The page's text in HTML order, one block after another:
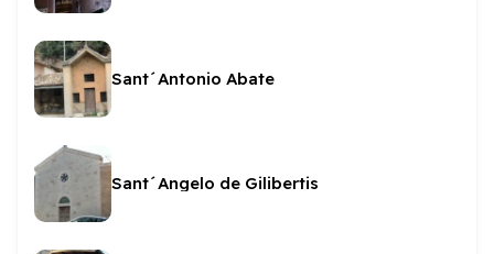
Sant´Antonio Abate
Sant´Angelo de Gilibertis